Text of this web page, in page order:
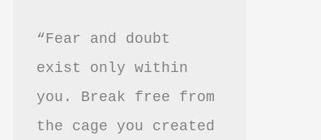
“Fear and doubt
exist only within
you. Break free from
the cage you created